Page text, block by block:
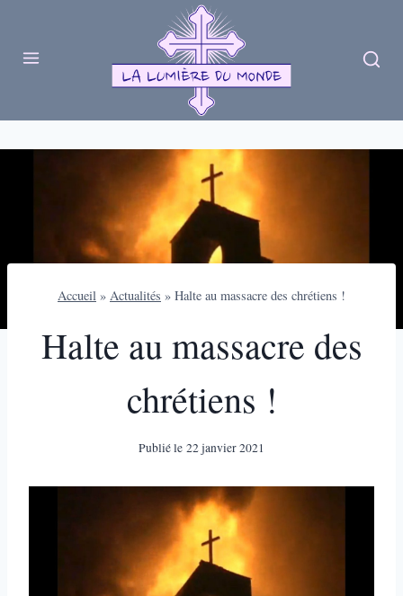
content
Accueil » Actualités » Halte au massacre des chrétiens !
Halte au massacre des
chrétiens !
Publié le 22 janvier 2021